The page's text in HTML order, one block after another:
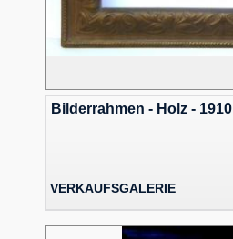
Bilderrahmen - Holz - 1910
VERKAUFSGALERIE